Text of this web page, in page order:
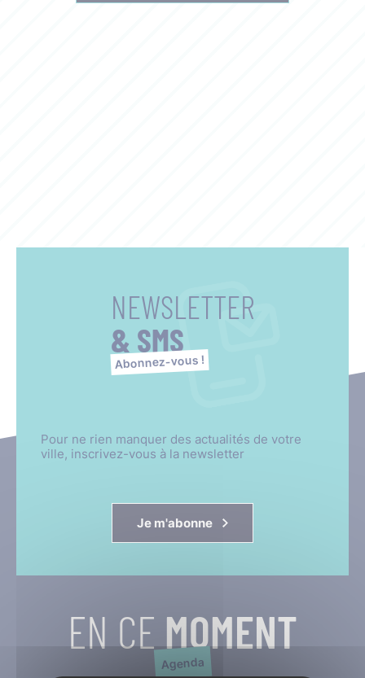
NEWSLETTER
& SMS
Abonnez-vous !
Pour ne rien manquer des actualités de votre
ville, inscrivez-vous à la newsletter
Je m'abonne
EN CE MOMENT
Agenda